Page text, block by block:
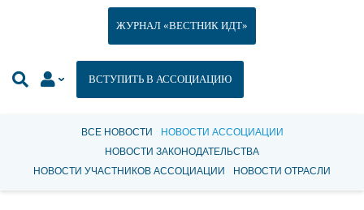
ВСТУПИТЬ В АССОЦИАЦИЮ
ЖУРНАЛ «ВЕСТНИК ИДТ»
ВСЕ НОВОСТИ
НОВОСТИ АССОЦИАЦИИ
НОВОСТИ ЗАКОНОДАТЕЛЬСТВА
НОВОСТИ УЧАСТНИКОВ АССОЦИАЦИИ
НОВОСТИ ОТРАСЛИ